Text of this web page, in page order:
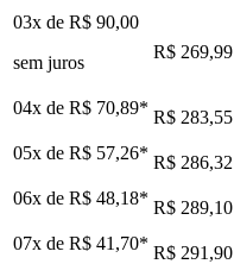
03x de R$ 90,00
sem juros
R$ 269,99
04x de R$ 70,89* R$ 283,55
05x de R$ 57,26* R$ 286,32
06x de R$ 48,18* R$ 289,10
07x de R$ 41,70* R$ 291,90